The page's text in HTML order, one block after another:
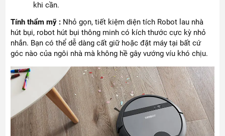
khi cần.
Tính thẩm mỹ : Nhỏ gọn, tiết kiệm diện tích Robot lau nhà
hút bụi, robot hút bụi thông minh có kích thước cực kỳ nhỏ
nhắn. Bạn có thể dễ dàng cất giữ hoặc đặt máy tại bất cứ
góc nào của ngôi nhà mà không hề gây vướng víu khó chịu.